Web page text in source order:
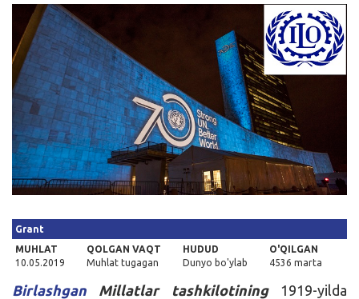
Qidirish
Kirish
Grant
MUHLAT
10.05.2019
QOLGAN VAQT
Muhlat tugagan
HUDUD
Dunyo bo'ylab
O'QILGAN
4536 marta
Birlashgan Millatlar tashkilotining1919-yilda